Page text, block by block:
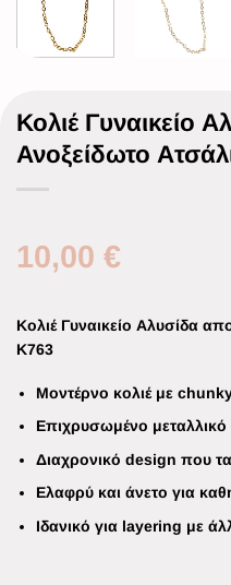
Κολιέ Γυναικείο
Ανοξείδωτο
10,00 €
Κολιέ Γυναικείο Αλυσίδα
K763
Μοντέρνο κολιέ με
Επιχρυσωμένο μεταλλικό
Διαχρονικό design που
Ελαφρύ και άνετο για
Ιδανικό για layering με